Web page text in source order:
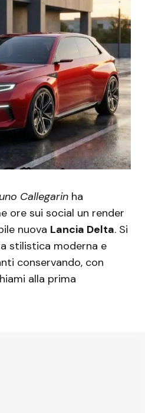
Callegarin ha
ore sui social un render
nuova Lancia Delta. Si
stilistica moderna e
conservando, con
alla prima